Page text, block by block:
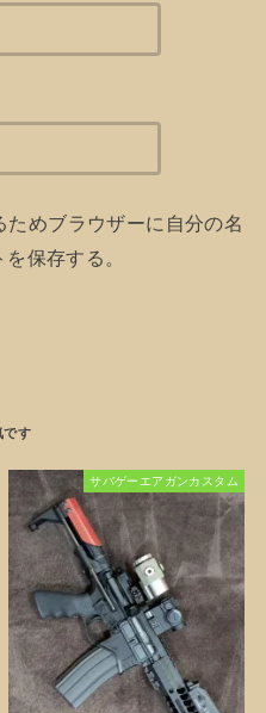
めブラウザーに自分の名
保存する。
サバゲーエアガンカスタム